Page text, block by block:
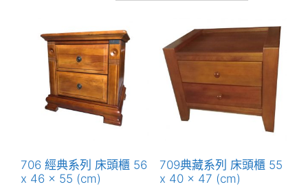
706 經典系列 床頭櫃 56
x 46 x 55 (cm)
709典藏系列 床頭櫃 55
x 40 x 47 (cm)